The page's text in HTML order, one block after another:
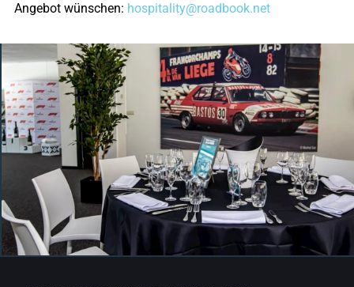
Angebot wünschen: hospitality@roadbook.net